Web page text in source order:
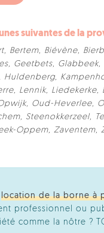
suivantes de la
, Bertem, Biévène,
, Geetbets, Glabbeek,
Huldenberg,
, Lennik, Liedekerke,
, Oud-Heverlee,
, Steenokkerzeel,
Oppem, Zaventem,
location de la borne à
professionnel ou
comme la nôtre ?